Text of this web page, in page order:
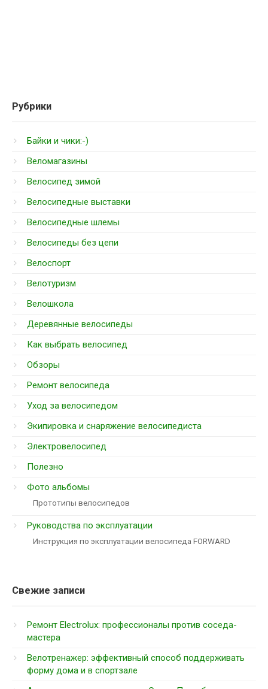
Рубрики
Байки и чики:-)
Веломагазины
Велосипед зимой
Велосипедные выставки
Велосипедные шлемы
Велосипеды без цепи
Велоспорт
Велотуризм
Велошкола
Деревянные велосипеды
Как выбрать велосипед
Обзоры
Ремонт велосипеда
Уход за велосипедом
Экипировка и снаряжение велосипедиста
Электровелосипед
Полезно
Фото альбомы
Прототипы велосипедов
Руководства по эксплуатации
Инструкция по эксплуатации велосипеда FORWARD
Свежие записи
Ремонт Electrolux: профессионалы против соседа-
мастера
Велотренажер: эффективный способ поддерживать
форму дома и в спортзале